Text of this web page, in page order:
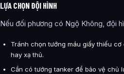
LỰA CHỌN ĐỘI HÌNH
Nếu đối phương có Ngộ Không, đội
Tránh chọn tướng máu giấy thiếu
hay xạ thủ.
Cần có tướng tanker để bảo vệ chủ